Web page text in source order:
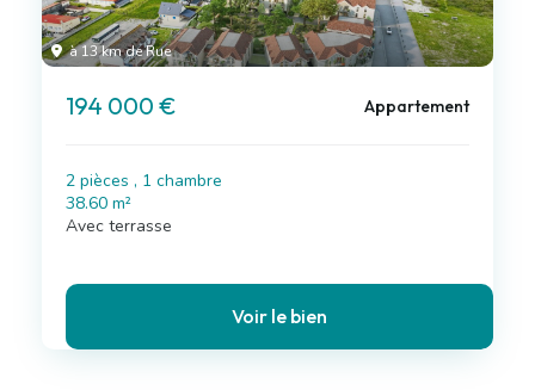
à 13 km de Rue
194 000 € Appartement
2 pièces , 1 chambre
38.60 m²
Avec terrasse
Voir le bien